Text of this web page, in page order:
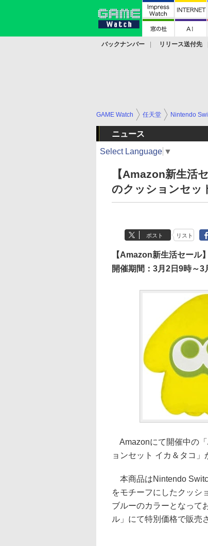
バックナンバー リリース送付先
GAME Watch 任天堂 Nintendo
ニュース
Select Language ▼
【Amazon新生活
のクッションセッ
ポスト リスト
【Amazon新生活セール】
開催期間：3月2日9時～3
Amazonにて開催中の
ョンセット イカ＆タコ
本商品はNintendo
をモチーフにしたクッシ
ブルーのカラーとなって
ル」にて特別価格で販売